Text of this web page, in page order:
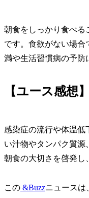
朝食をしっかり食べる
です。食欲がない場
満や生活習慣病の予防
【ユース感想
感染症の流行や体温低
い汁物やタンパク質源
朝食の大切さを啓発し
この &Buzzニュースは